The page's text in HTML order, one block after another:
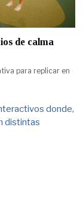
de calma
para replicar en